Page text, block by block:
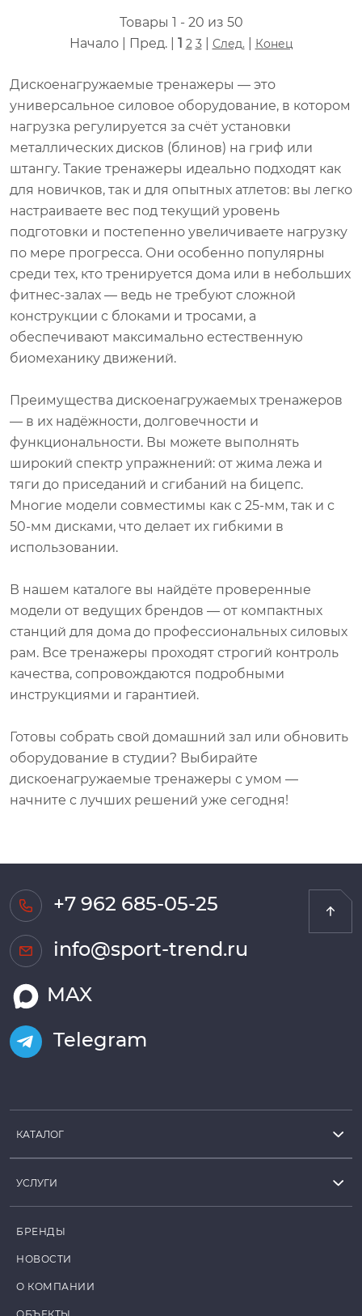
Товары 1 - 20 из 50
Начало | Пред. | 1 2 3 | След. | Конец
Дискоенагружаемые тренажеры — это
универсальное силовое оборудование, в котором
нагрузка регулируется за счёт установки
металлических дисков (блинов) на гриф или
штангу. Такие тренажеры идеально подходят как
для новичков, так и для опытных атлетов: вы легко
настраиваете вес под текущий уровень
подготовки и постепенно увеличиваете нагрузку
по мере прогресса. Они особенно популярны
среди тех, кто тренируется дома или в небольших
фитнес-залах — ведь не требуют сложной
конструкции с блоками и тросами, а
обеспечивают максимально естественную
биомеханику движений.
Преимущества дискоенагружаемых тренажеров
— в их надёжности, долговечности и
функциональности. Вы можете выполнять
широкий спектр упражнений: от жима лежа и
тяги до приседаний и сгибаний на бицепс.
Многие модели совместимы как с 25-мм, так и с
50-мм дисками, что делает их гибкими в
использовании.
В нашем каталоге вы найдёте проверенные
модели от ведущих брендов — от компактных
станций для дома до профессиональных силовых
рам. Все тренажеры проходят строгий контроль
качества, сопровождаются подробными
инструкциями и гарантией.
Готовы собрать свой домашний зал или обновить
оборудование в студии? Выбирайте
дискоенагружаемые тренажеры с умом —
начните с лучших решений уже сегодня!
+7 962 685-05-25
info@sport-trend.ru
MAX
Telegram
КАТАЛОГ
УСЛУГИ
БРЕНДЫ
НОВОСТИ
О КОМПАНИИ